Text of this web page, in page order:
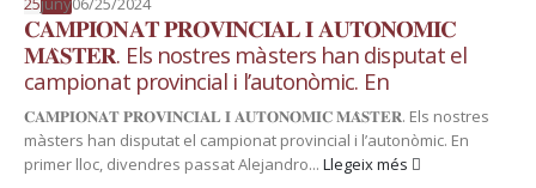
𝐂𝐀𝐌𝐏𝐈𝐎𝐍𝐀𝐓 𝐏𝐑𝐎𝐕𝐈𝐍𝐂𝐈𝐀𝐋 𝐈 𝐀𝐔𝐓𝐎𝐍𝐎̀𝐌𝐈𝐂
𝐌𝐀̀𝐒𝐓𝐄𝐑. Els nostres màsters han disputat el
campionat provincial i l’autonòmic. En
𝐂𝐀𝐌𝐏𝐈𝐎𝐍𝐀𝐓 𝐏𝐑𝐎𝐕𝐈𝐍𝐂𝐈𝐀𝐋 𝐈 𝐀𝐔𝐓𝐎𝐍𝐎̀𝐌𝐈𝐂 𝐌𝐀̀𝐒𝐓𝐄𝐑. Els nostres
màsters han disputat el campionat provincial i l’autonòmic. En
primer lloc, divendres passat Alejandro... Llegeix més